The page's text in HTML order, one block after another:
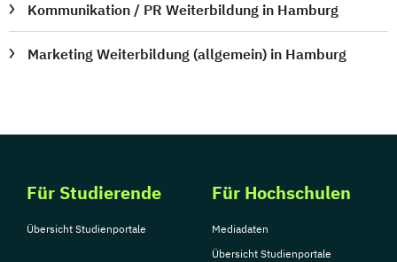
Kommunikation / PR Weiterbildung in Hamburg
Marketing Weiterbildung (allgemein) in Hamburg
Für Studierende
Übersicht Studienportale
Für Hochschulen
Mediadaten
Übersicht Studienportale